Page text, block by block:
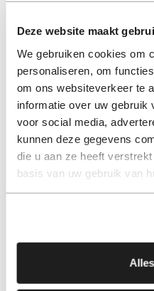
Deze website maakt
We gebruiken cookies om
personaliseren, om
om ons websiteverkeer te
informatie over uw gebruik
voor social media,
kunnen deze gegevens
die u aan ze heeft
basis van uw gebruik van